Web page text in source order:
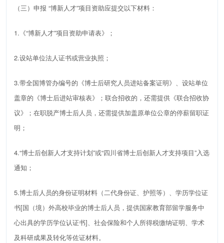
（三）申报 “博新人才”项目资助应提交以下材料：
1. 《“博新人才”项目资助申请表》；
2.设站单位法人证书或营业执照；
3.带全国博管办编号的《博士后研究人员进站备案证明》、设站单位
盖章的《博士后进站审核表》；联合招收的，还需提供《联合招收协
议》；在职脱产博士后人员，还需提供加盖原单位公章的停薪留职证
明；
4.“博士后创新人才支持计划”或“四川省博士后创新人才支持项目”入选
通知；
5.博士后人员的身份证明材料（二代身份证、护照等）、学历学位证
书[国（境）外高校毕业的博士后人员，提供国家教育部留学服务中
心出具的学历学位认证书]、社会保险和个人所得税缴纳证明、学术
及科研成果及转化等佐证材料。